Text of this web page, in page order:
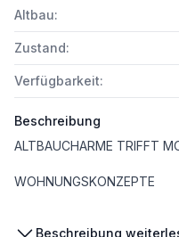
Altbau:
Zustand:
Verfügbarkeit:
Beschreibung
WOHNUNGSKONZEPTE
Beschreibung